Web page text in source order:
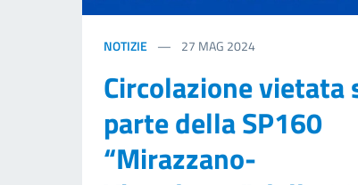
NOTIZIE 27 MAG 2024
Circolazione vietata
parte della SP160
“Mirazzano-